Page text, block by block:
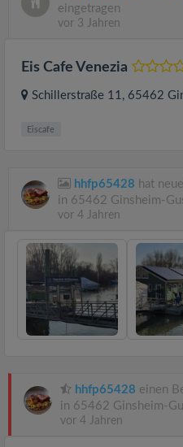
eingetragen
vor 3 Jahren
Eis Cafe Venezia
Schillerstraße 11, 65462
Eiscafe
hhfp65428 hat
in 65462 Ginsheim-
vor 4 Jahren
hhfp65428 einen
in 65462 Ginsheim-
vor 4 Jahren